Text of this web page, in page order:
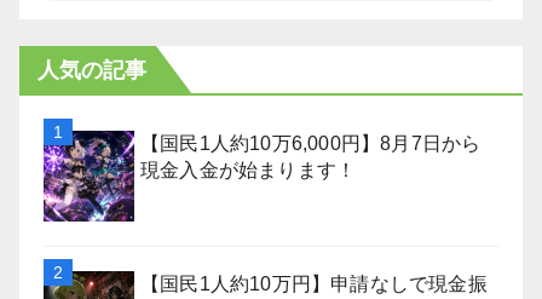
人気の記事
【国民1人約10万6,000円】8月7日から
現金入金が始まります！
【国民1人約10万円】申請なしで現金振